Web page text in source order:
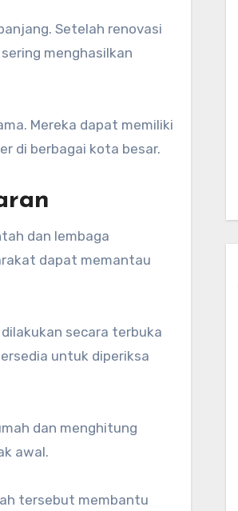
Setelah renovasi
menghasilkan
Mereka dapat memiliki
di berbagai kota besar.
dan lembaga
dapat memantau
secara terbuka
untuk diperiksa
dan menghitung
awal.
tersebut membantu